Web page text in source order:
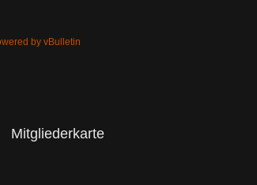
Mitgliederkarte